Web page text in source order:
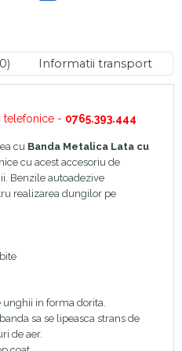
Informatii transport
telefonice - 0765.393.444
cu Banda Metalica Lata cu
cu acest accesoriu de
Benzile autoadezive
realizarea dungilor pe
unghii in forma dorita.
sa se lipeasca strans de
de aer.